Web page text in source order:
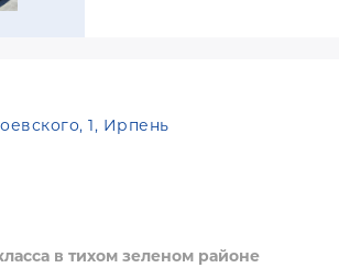
1, Ирпень
в тихом зеленом районе